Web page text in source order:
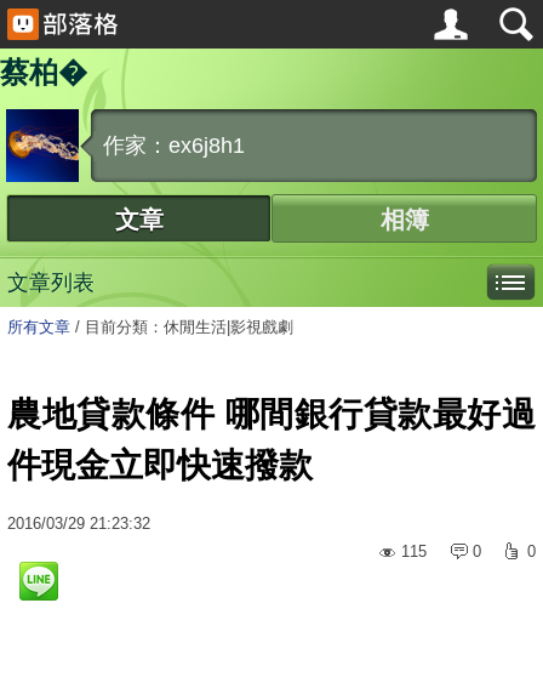
蔡柏�
作家：ex6j8h1
文章 相簿
文章列表
所有文章 / 目前分類：休閒生活|影視戲劇
農地貸款條件 哪間銀行貸款最好過
件現金立即快速撥款
2016/03/29 21:23:32
115
0 0